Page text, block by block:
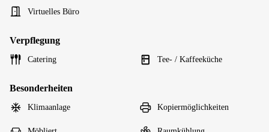
Virtuelles Büro
Verpflegung
Catering Tee- / Kaffeeküche
Besonderheiten
Klimaanlage Kopiermöglichkeiten